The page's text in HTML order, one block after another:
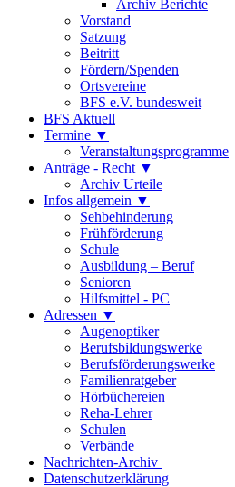
Archiv Berichte
Vorstand
Satzung
Beitritt
Fördern/Spenden
Ortsvereine
BFS e.V. bundesweit
BFS Aktuell
Termine ▼
Veranstaltungsprogramme
Anträge - Recht ▼
Archiv Urteile
Infos allgemein ▼
Sehbehinderung
Frühförderung
Schule
Ausbildung – Beruf
Senioren
Hilfsmittel - PC
Adressen ▼
Augenoptiker
Berufsbildungswerke
Berufsförderungswerke
Familienratgeber
Hörbüchereien
Reha-Lehrer
Schulen
Verbände
Nachrichten-Archiv
Datenschutzerklärung